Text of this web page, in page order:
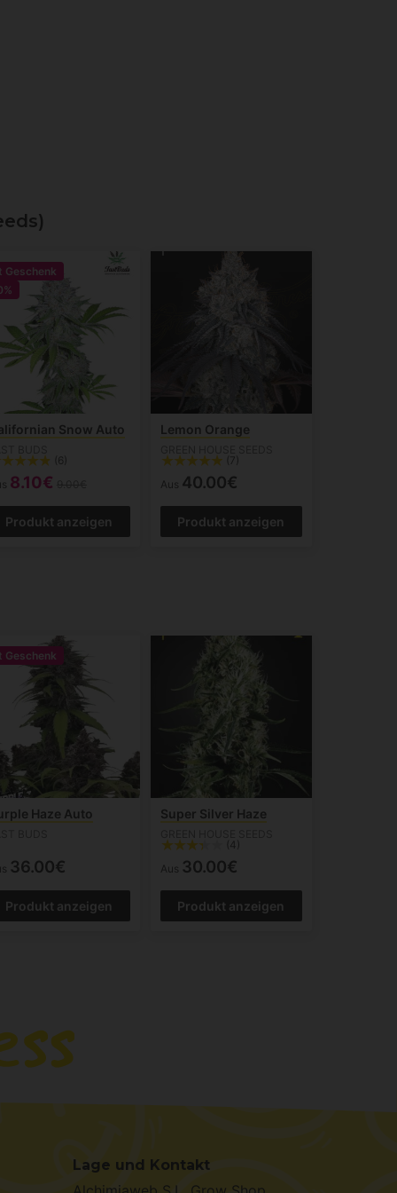
Geschenk
Snow Auto
(6)
8.10€
Produkt anzeigen
Lemon Orange
(7)
Aus 40.00€
Produkt anzeigen
Geschenk
Haze Auto
36.00€
Produkt anzeigen
Super Silver Haze
(4)
Aus 30.00€
Produkt anzeigen
Lage und Kontakt